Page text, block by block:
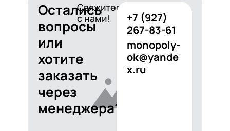
Остались
вопросы
или
хотите
заказать
через
менеджера?
Свяжитесь
с нами!
+7 (927)
267-83-61
monopoly-
ok@yande
x.ru